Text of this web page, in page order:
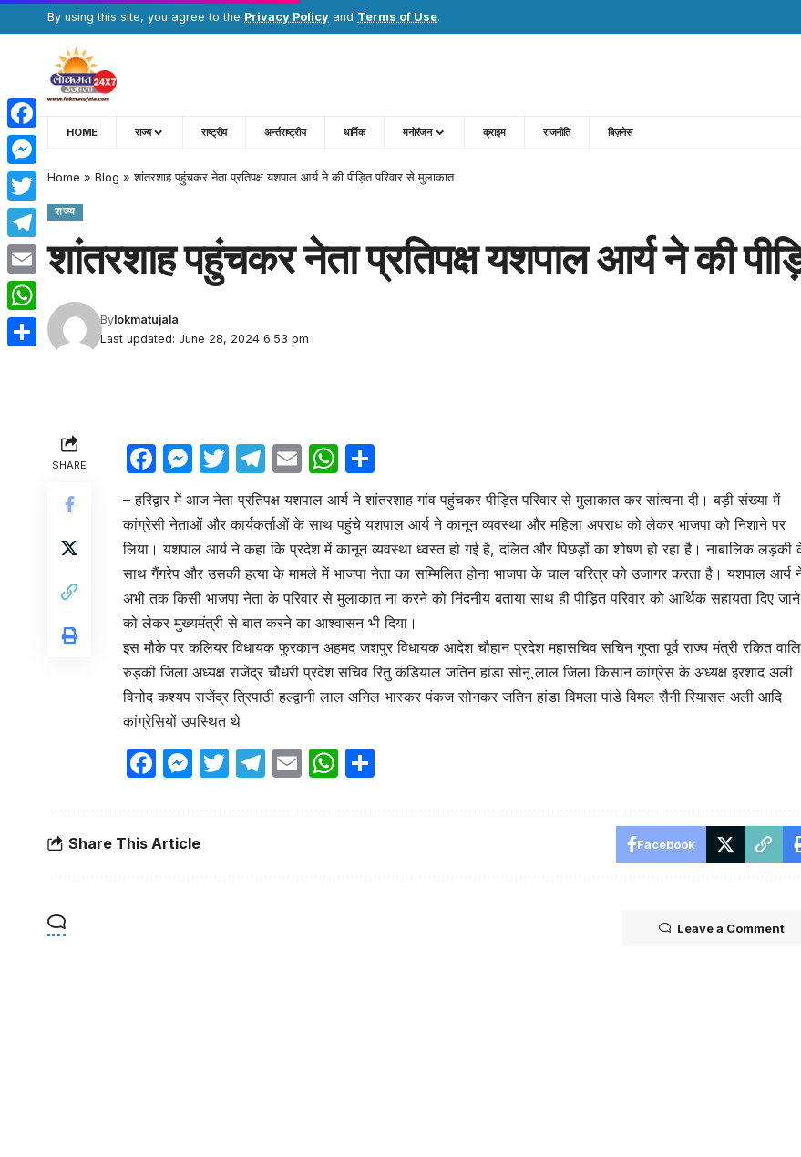
By using this site, you agree to the Privacy Policy and Terms of Use.
HOME राज्य राष्ट्रीय अर्न्तराष्ट्रीय धार्मिक मनोरंजन क्राइम राजनीति बिज़नेस
Home » Blog »शांतरशाह पहुंचकर नेता प्रतिपक्ष यशपाल आर्य ने की पीड़ित परिवार से मुलाकात
राज्य
शांतरशाह पहुंचकर नेता प्रतिपक्ष यशपाल आर्य ने की
Last updated: June 28, 2024 6:53 pm
Bylokmatujala
SHARE Facebook
Messenger
Twitter
Telegram
EmailWhatsApp
– हरिद्वार में आज नेता प्रतिपक्ष यशपाल आर्य ने शांतरशाह गांव पहुंचकर पीड़ित परिवार से मुलाकात कर सांत्वना दी। बड़ी संख्या में
कांग्रेसी नेताओं और कार्यकर्ताओं के साथ पहुंचे यशपाल आर्य ने कानून व्यवस्था और महिला अपराध को लेकर भाजपा को निशाने पर
लिया। यशपाल आर्य ने कहा कि प्रदेश में कानून व्यवस्था ध्वस्त हो गई है, दलित और पिछड़ों का शोषण हो रहा है। नाबालिक लड़की
साथ गैंगरेप और उसकी हत्या के मामले में भाजपा नेता का सम्मिलित होना भाजपा के चाल चरित्र को उजागर करता है। यशपाल आर्य
अभी तक किसी भाजपा नेता के परिवार से मुलाकात ना करने को निंदनीय बताया साथ ही पीड़ित परिवार को आर्थिक सहायता दिए जाने
को लेकर मुख्यमंत्री से बात करने का आश्वासन भी दिया।
इस मौके पर कलियर विधायक फुरकान अहमद जशपुर विधायक आदेश चौहान प्रदेश महासचिव सचिन गुप्ता पूर्व राज्य मंत्री रकित
रुड़की जिला अध्यक्ष राजेंद्र चौधरी प्रदेश सचिव रितु कंडियाल जतिन हांडा सोनू लाल जिला किसान कांग्रेस के अध्यक्ष इरशाद अली
विनोद कश्यप राजेंद्र त्रिपाठी हल्द्वानी लाल अनिल भास्कर पंकज सोनकर जतिन हांडा विमला पांडे विमल सैनी रियासत अली आदि
कांग्रेसियों उपस्थित थे
Facebook
Messenger
Twitter
Telegram
EmailWhatsApp
Share This Article Facebook
Leave a Comment
Facebook
Messenger
Twitter
Telegram
Email
WhatsApp